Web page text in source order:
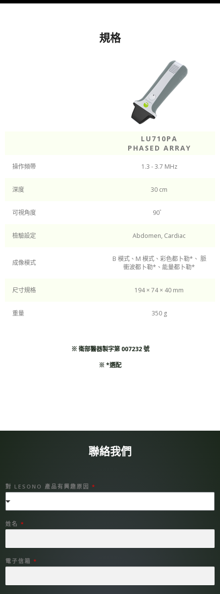
規格
LU710PA
PHASED ARRAY
操作頻帶 1.3 - 3.7 MHz
深度 30 cm
可視角度 90゜
檢驗設定 Abdomen, Cardiac
成像模式
B 模式、M 模式、彩色都卜勒*、 脈
衝波都卜勒*、能量都卜勒*
尺寸規格 194 × 74 × 40 mm
重量 350 g
※ 衛部醫器製字第 007232 號
※ *選配
聯絡我們
對 LESONO 產品有興趣原因 *
姓名 *
電子信箱 *